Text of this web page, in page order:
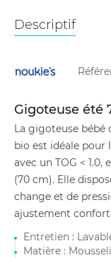
Descriptif
Gigoteuse été
La gigoteuse bébé
bio est idéale pour
avec un TOG < 1.0,
(70 cm). Elle
change et de
ajustement
Entretien :
Matière :